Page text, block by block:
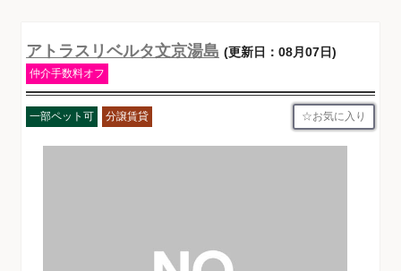
アトラスリベルタ文京湯島 (更新日：08月07日)
仲介手数料オフ
一部ペット可 分譲賃貸 お気に入り